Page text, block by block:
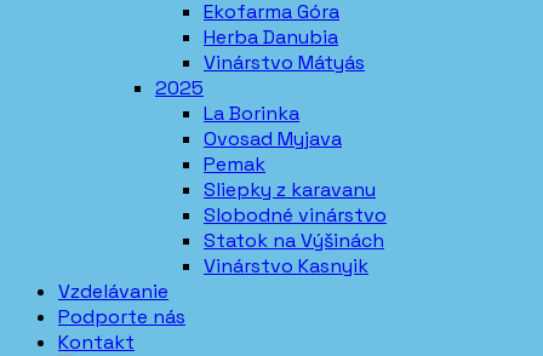
Ekofarma Góra
Herba Danubia
Vinárstvo Mátyás
2025
La Borinka
Ovosad Myjava
Pemak
Sliepky z karavanu
Slobodné vinárstvo
Statok na Výšinách
Vinárstvo Kasnyik
Vzdelávanie
Podporte nás
Kontakt